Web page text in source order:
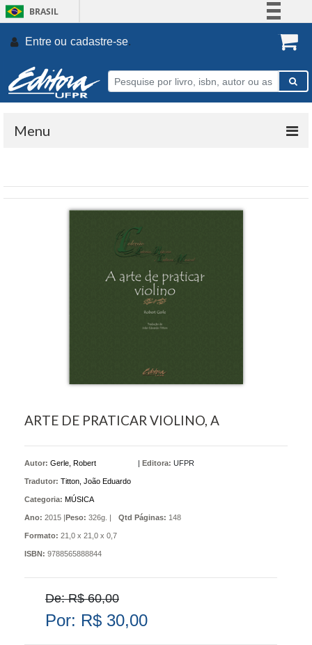
BRASIL
Participe
Entre ou cadastre-se.
Menu
ARTE DE PRATICAR VIOLINO, A
Autor: Gerle, Robert
Tradutor: Titton, João Eduardo
Editora: UFPR
Categoria: MÚSICA
Ano: 2015 | Peso: 326g. | Qtd Páginas: 148
Formato: 21,0 x 21,0 x 0,7
ISBN: 9788565888844
De: R$ 60,00
Por: R$ 30,00